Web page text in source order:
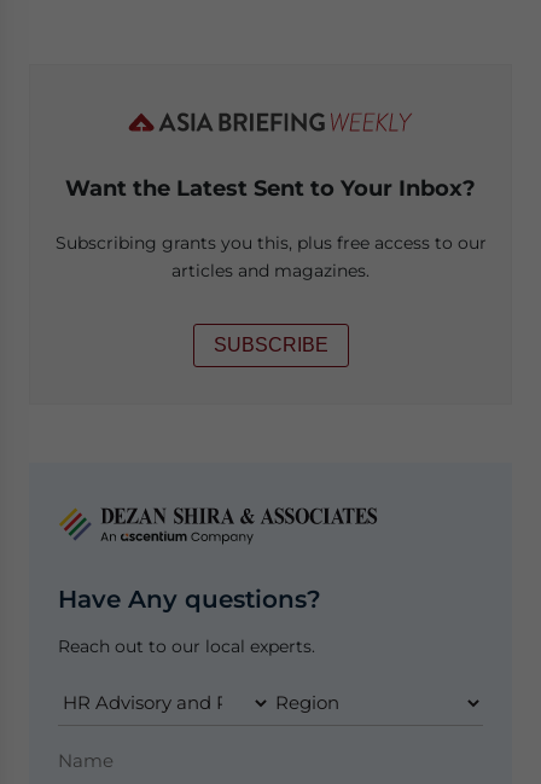
Want the Latest Sent to Your Inbox?
Subscribing grants you this, plus free access to our
articles and magazines.
SUBSCRIBE
Have Any questions?
Reach out to our local experts.